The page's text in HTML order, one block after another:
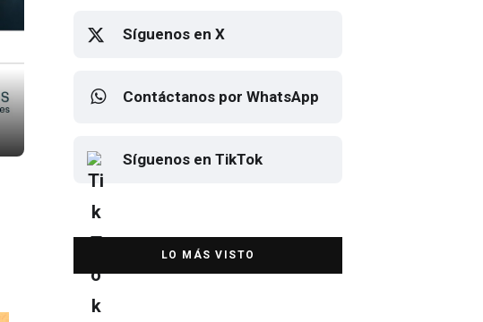
Contáctanos por WhatsApp
Síguenos en TikTok
DESTACADA
Elton John regresa a CDMX
para despedirse en el Estadio